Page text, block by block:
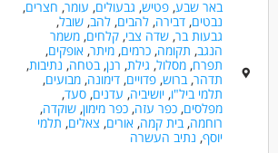
אקדמאים ללא נסיון
באר שבע,פטיש, גבעולים, עומר, חצרים,
נבטים,דבירה,להבים,להב,שובל,
גבעות בר,שדה צבי,קלחים,משמר
הנגב, תקומה,כרמים,מיתר,אופקים,
תפרח,מסלול, גילת, רנן,בטחה, נתיבות,
תדהר,ברוש,פדויים,דימונה,מבועים,
תלמי ביל"ו,יושיביה, עדנים,סעד,
מפלסים,כפר עזה,כפר מימון,שוקדה,
רוחמה,בית קמה,אורים, צאלים, תלמי
יוסף, נתיב העשרה